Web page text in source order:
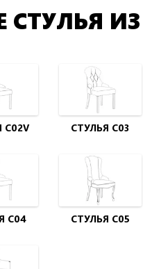
СТУЛЬЯ ИЗ
C02V СТУЛЬЯ C03
C04 СТУЛЬЯ C05